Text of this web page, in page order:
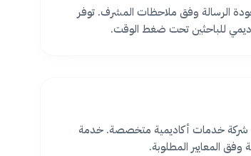
الرسالة وفق ملاحظات المشرف. توفر
للباحثين تحت ضغط الوقت.
شركة خدمات أكاديمية متخصصة. خدمة
المعايير المطلوبة.